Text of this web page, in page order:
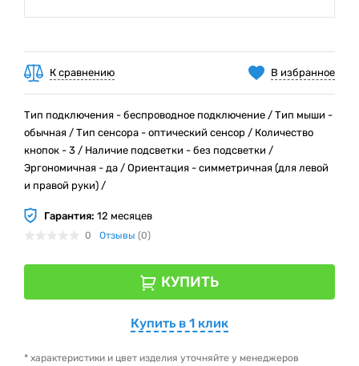
В избранное
К сравнению
Тип подключения - беспроводное подключение / Тип мыши -
обычная / Тип сенсора - оптический сенсор / Количество
кнопок - 3 / Наличие подсветки - без подсветки /
Эргономичная - да / Ориентация - симметричная (для левой
и правой руки) /
Гарантия: 12 месяцев
0 Отзывы (0)
КУПИТЬ
Купить в 1 клик
* характеристики и цвет изделия уточняйте у менеджеров